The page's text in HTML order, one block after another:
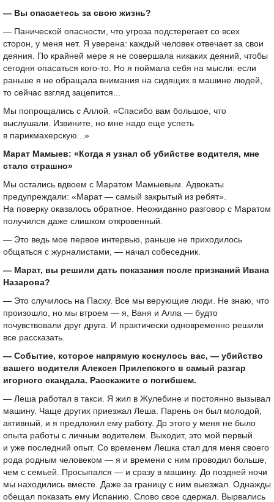
— Вы опасаетесь за свою жизнь?
— Панической опасности, что угроза подстерегает со всех
сторон, у меня нет. Я уверена: каждый человек отвечает за свои
деяния. По крайней мере я не совершала никаких деяний, чтобы
сегодня опасаться кого-то. Но я поймала себя на мысли: если
раньше я не обращала внимания на сидящих в машине людей,
то сейчас взгляд зацепится...
Мы попрощались с Аллой. «Спасибо вам большое, что
выслушали. Извините, но мне надо еще успеть
в парикмахерскую...»
Марат Мамыев: «Когда я узнал об убийстве водителя, мне
стало страшно»
Мы остались вдвоем с Маратом Мамыевым. Адвокаты
предупреждали: «Марат — самый закрытый из ребят».
На поверку оказалось обратное. Неожиданно разговор с Маратом
получился даже слишком откровенный.
— Это ведь мое первое интервью, раньше не приходилось
общаться с журналистами, — начал собеседник.
— Марат, вы решили дать показания после признаний Ивана
Назарова?
— Это случилось на Пасху. Все мы верующие люди. Не знаю, что
произошло, но мы втроем — я, Ваня и Алла — будто
почувствовали друг друга. И практически одновременно решили
все рассказать.
— Событие, которое напрямую коснулось вас, — убийство
вашего водителя Алексея Прилепского в самый разгар
игорного скандала. Расскажите о погибшем.
— Леша работал в такси. Я жил в Жулебине и постоянно вызывал
машину. Чаще других приезжал Леша. Парень он был молодой,
активный, и я предложил ему работу. До этого у меня не было
опыта работы с личным водителем. Выходит, это мой первый
и уже последний опыт. Со временем Лешка стал для меня своего
рода родным человеком — я и времени с ним проводил больше,
чем с семьей. Просыпался — и сразу в машину. До поздней ночи
мы находились вместе. Даже за границу с ним выезжал. Однажды
обещал показать ему Испанию. Слово свое сдержал. Вырвались